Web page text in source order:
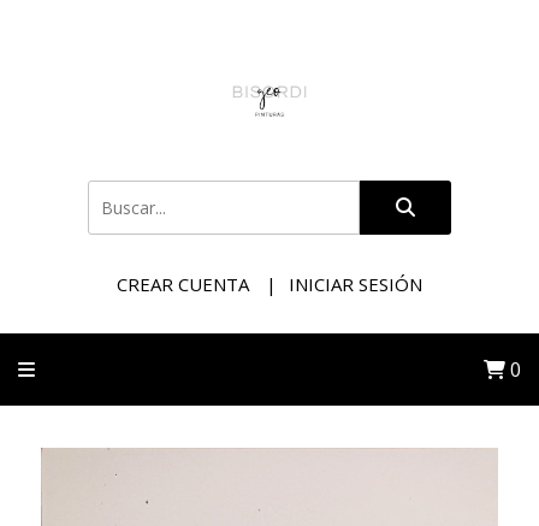
CREAR CUENTA INICIAR SESIÓN
0